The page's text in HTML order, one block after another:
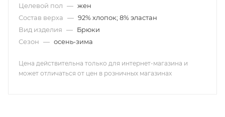
Целевой пол — жен
Состав верха — 92% хлопок; 8% эластан
Вид изделия — Брюки
Сезон — осень-зима
Цена действительна только для интернет-магазина и
может отличаться от цен в розничных магазинах